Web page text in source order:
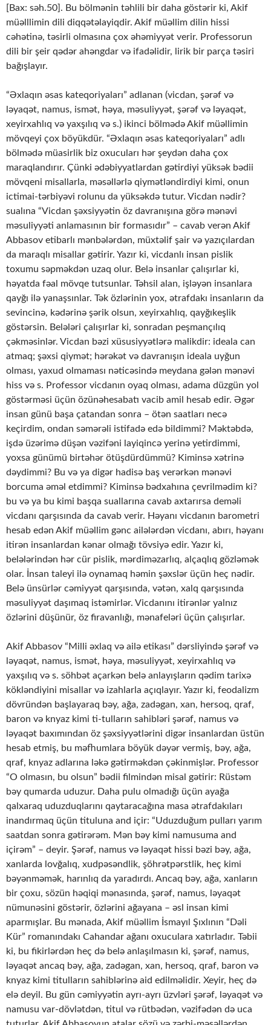
[Bax: səh.50]. Bu bölmənin təhlili bir daha göstərir ki, Akif
müəlllimin dili diqqətəlayiqdir. Akif müəllim dilin hissi
cəhətinə, təsirli olmasına çox əhəmiyyət verir. Professorun
dili bir şeir qədər ahəngdar və ifadəlidir, lirik bir parça təsiri
bağışlayır.
“Əxlaqın əsas kateqoriyaları” adlanan (vicdan, şərəf və
ləyaqət, namus, ismət, həya, məsuliyyət, şərəf və ləyaqət,
xeyirxahlıq və yaxşılıq və s.) ikinci bölmədə Akif müəllimin
mövqeyi çox böyükdür. “Əxlaqın əsas kateqoriyaları” adlı
bölmədə müasirlik biz oxucuları hər şeydən daha çox
maraqlandırır. Çünki ədəbiyyatlardan gətirdiyi yüksək bədii
mövqeni misallarla, məsəllərlə qiymətləndirdiyi kimi, onun
ictimai-tərbiyəvi rolunu da yüksəkdə tutur. Vicdan nədir?
sualına “Vicdan şəxsiyyətin öz davranışına görə mənəvi
məsuliyyəti anlamasının bir formasıdır” – cavab verən Akif
Abbasov etibarlı mənbələr­dən, müxtəlif şair və yazıçılardan
da maraqlı misallar gətirir. Yazır ki, vicdanlı insan pis­lik
toxumu səpməkdən uzaq olur. Belə insanlar çalışırlar ki,
həyatda fəal mövqe tutsunlar. Təhsil alan, işləyən insanlara
qayğı ilə yanaşsınlar. Tək özlərinin yox, ətrafdakı insanların da
sevincinə, kədərinə şərik olsun, xeyirxahlıq, qayğıkeşlik
göstərsin. Belələri çalışırlar ki, sonradan peşmançılıq
çəkməsinlər. Vicdan bəzi xüsusiyyətlərə malikdir: ideala can
atmaq; şəxsi qiymət; hərəkət və davranışın ideala uyğun
olması, yaxud olmaması nəticəsində meydana gələn mənəvi
hiss və s. Professor vicdanın oyaq olması, adama düzgün yol
göstərməsi üçün özünəhesabatı vacib amil hesab edir. Əgər
insan günü başa çatandan sonra – ötən saatları necə
keçirdim, ondan səmərəli istifadə edə bildimmi? Mək­təbdə,
işdə üzərimə düşən vəzifəni layiqincə yerinə yetirdimmi,
yoxsa günümü birtəhər ötüşdürdümmü? Kiminsə xətrinə
dəydimmi? Bu və ya digər hadisə baş verərkən mənəvi
borcuma əməl etdimmi? Kiminsə bədxahına çevrilmədim ki?
bu və ya bu kimi başqa suallarına cavab axtarırsa deməli
vicdanı qarşısında da cavab verir. Həyanı vicdanın barometri
hesab edən Akif müəllim gənc ailələrdən vicdanı, abırı, həyanı
itirən insanlar­dan kənar olmağı tövsiyə edir. Yazır ki,
belələrindən hər cür pislik, mərdiməzarlıq, alçaq­lıq gözləmək
olar. İnsan taleyi ilə oynamaq həmin şəxslər üçün heç nədir.
Belə ünsürlər cə­miyyət qarşısında, vətən, xalq qarşısında
məsuliyyət daşımaq istəmirlər. Vicdanını itirənlər yalnız
özlərini düşünür, öz firavanlığı, mənafeləri üçün çalışırlar.
Akif Abbasov “Milli əxlaq və ailə etikası” dərsliyində şərəf və
ləyaqət, namus, ismət, həya, məsuliyyət, xeyirxahlıq və
yaxşılıq və s. söhbət açarkən belə anlayışların qədim tarixə
kökləndiyini misallar və izahlarla açıqlayır. Yazır ki, feodalizm
dövründən başlayaraq bəy, ağa, zadəgan, xan, hersoq, qraf,
baron və knyaz kimi ti-tulların sahibləri şərəf, namus və
ləyaqət baxımından öz şəxsiyyətlərini digər insanlardan üstün
hesab etmiş, bu məfhumlara böyük dəyər vermiş, bəy, ağa,
qraf, knyaz adlarına ləkə gətirməkdən çəkinmişlər. Professor
“O olmasın, bu olsun” bədii filmindən misal gətirir: Rüstəm
bəy qumarda uduzur. Daha pulu olmadığı üçün ayağa
qalxaraq uduzduqlarını qaytaracağına masa ətrafdakıları
inandırmaq üçün tituluna and içir: “Uduzduğum pulları yarım
saatdan sonra gətirərəm. Mən bəy kimi namusuma and
içirəm” – deyir. Şərəf, namus və ləyaqət hissi bəzi bəy, ağa,
xanlarda lovğalıq, xudpəsəndlik, şöhrətpərstlik, heç kimi
bəyənməmək, harınlıq da yaradırdı. Ancaq bəy, ağa, xanların
bir çoxu, sözün həqiqi mənasında, şərəf, namus, ləyaqət
nümunəsini göstərir, özlərini ağayana – əsl insan kimi
aparmışlar. Bu mənada, Akif müəllim İsmayıl Şıxlının “Dəli
Kür” romanındakı Cahandar ağanı oxuculara xatırladır. Təbii
ki, bu fikirlərdən heç də belə anlaşılmasın ki, şərəf, namus,
ləyaqət ancaq bəy, ağa, zadəgan, xan, hersoq, qraf, baron və
knyaz kimi titulların sahiblərinə aid edilməlidir. Xeyir, heç də
elə deyil. Bu gün cəmiyyətin ayrı-ayrı üzvləri şərəf, ləyaqət və
namusu var-dövlətdən, titul və rütbədən, vəzifədən də uca